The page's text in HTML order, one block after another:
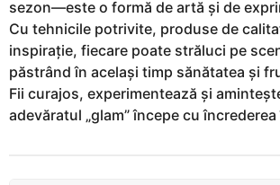
sezon—este o formă de artă și de
Cu tehnicile potrivite, produse de
inspirație, fiecare poate străluci pe
păstrând în același timp sănătatea și
Fii curajos, experimentează și
adevăratul „glam” începe cu